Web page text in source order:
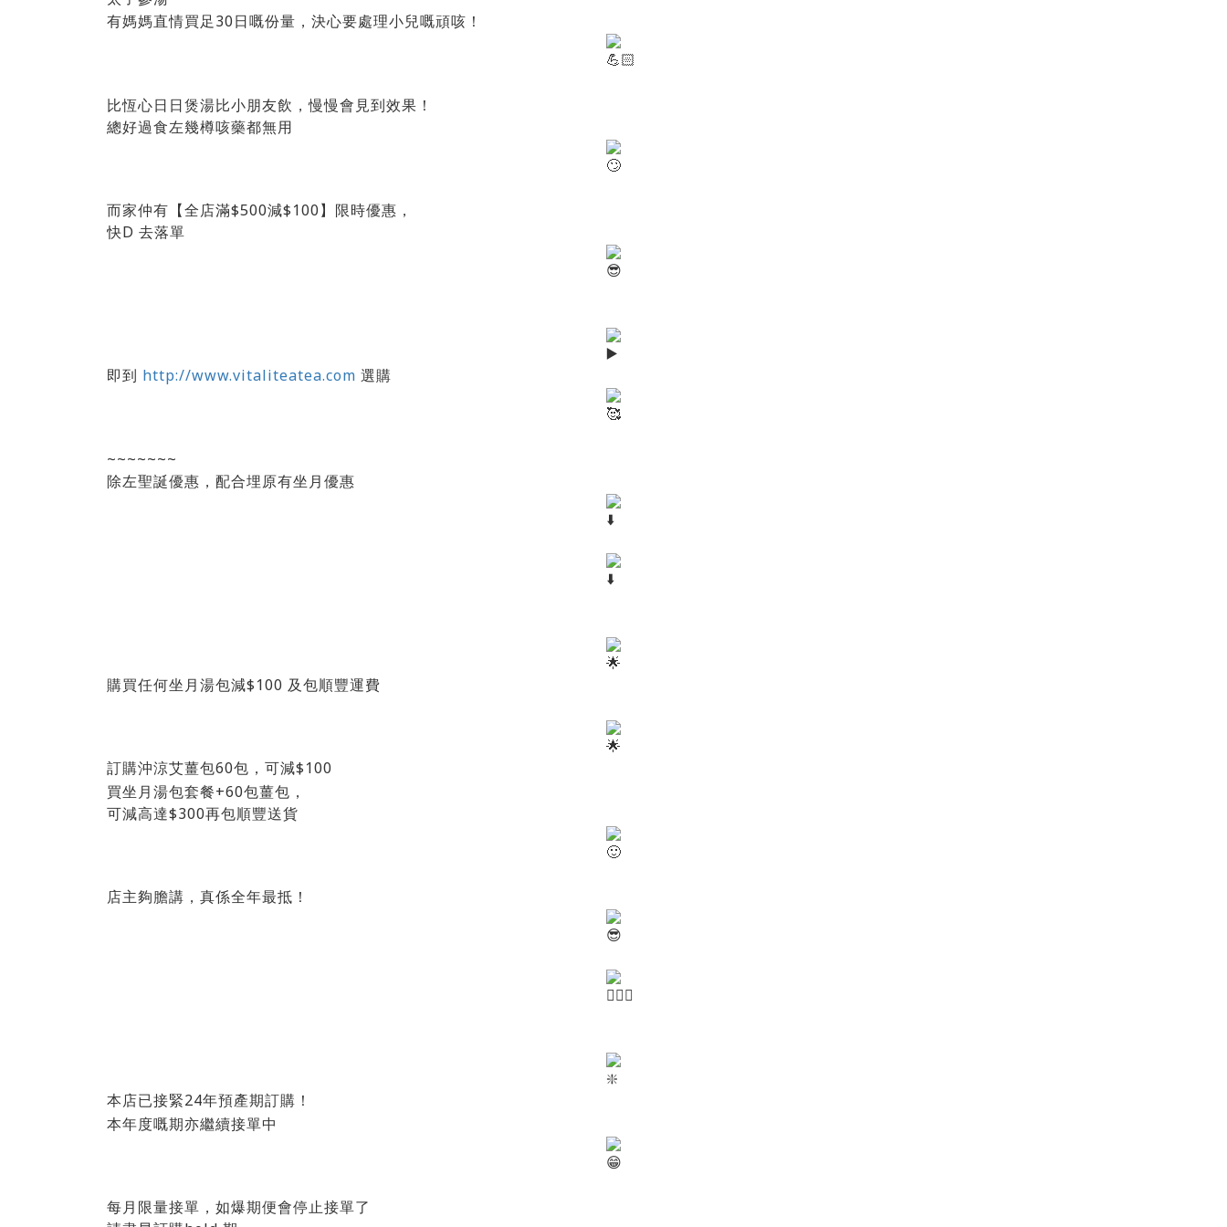
有媽媽直情買足30日嘅份量，決心要處理小兒嘅頑咳！
比恆心日日煲湯比小朋友飲，慢慢會見到效果！
總好過食左幾樽咳藥都無用
而家仲有【全店滿$500減$100】限時優惠，
快D 去落單
即到 http://www.vitaliteatea.com 選購
~~~~~~~
除左聖誕優惠，配合埋原有坐月優惠
購買任何坐月湯包減$100 及包順豐運費
訂購沖涼艾薑包60包，可減$100
買坐月湯包套餐+60包薑包，
可減高達$300再包順豐送貨
店主夠膽講，真係全年最抵！
本店已接緊24年預產期訂購！
本年度嘅期亦繼續接單中
每月限量接單，如爆期便會停止接單了